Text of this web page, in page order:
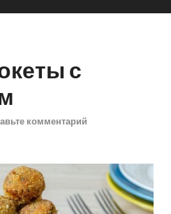
с
комментарий